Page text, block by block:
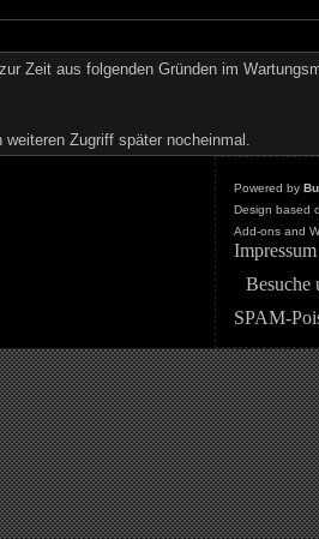
Zeit aus folgenden Gründen im
Zugriff später nocheinmal.
Powered by
Design based
Add-ons and
Impressum
Besuche
SPAM-